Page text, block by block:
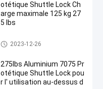
otétique Shuttle Lock Ch
arge maximale 125 kg 27
5 lbs
Système de verrouillage de la
navette
2023-12-26
275lbs Aluminium 7075 Pr
otétique Shuttle Lock pou
r l' utilisation au-dessus d